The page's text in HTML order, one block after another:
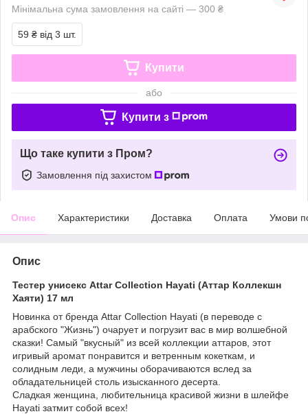
Мінімальна сума замовлення на сайті — 300 ₴
59 ₴ від 3 шт.
Купити
або
Купити з
Що таке купити з Пром?
Замовлення під захистом
Опис Характеристики Доставка Оплата Умови
Опис
Тестер унисекс Attar Collection Hayati (Аттар Коллекшн
Хаяти) 17 мл
Новинка от бренда Attar Collection Hayati (в переводе с
арабского "Жизнь") очарует и погрузит вас в мир волшебной
сказки! Самый "вкусный" из всей коллекции аттаров, этот
игривый аромат понравится и ветренным кокеткам, и
солидным леди, а мужчины оборачиваются вслед за
обладательницей столь изысканного десерта.
Сладкая женщина, любительница красивой жизни в шлейфе
Hayati затмит собой всех!